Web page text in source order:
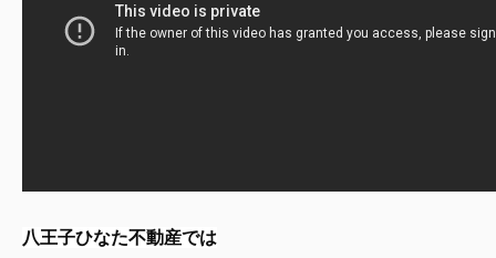
八王子ひなた不動産では